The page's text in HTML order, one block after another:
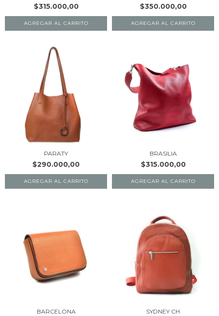
$315.000,00
AGREGAR AL CARRITO
$350.000,00
AGREGAR AL CARRITO
PARATY
$290.000,00
AGREGAR AL CARRITO
BRASILIA
$315.000,00
AGREGAR AL CARRITO
BARCELONA SYDNEY CH